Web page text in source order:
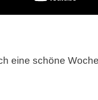
eine schöne